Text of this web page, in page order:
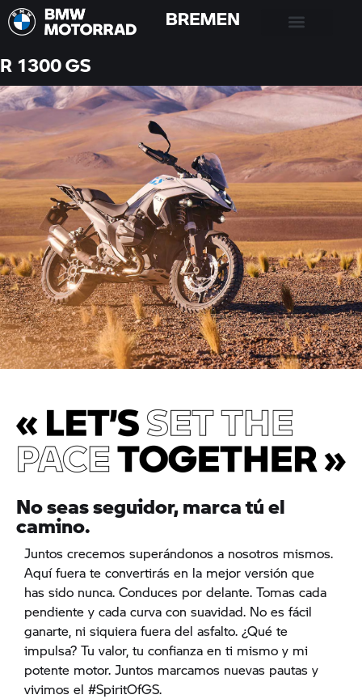
R 1300 GS
2023
COTIZACIÓN
No seas seguidor, marca tú el
camino.
Juntos crecemos superándonos a nosotros mismos.
Aquí fuera te convertirás en la mejor versión que
has sido nunca. Conduces por delante. Tomas cada
pendiente y cada curva con suavidad. No es fácil
ganarte, ni siquiera fuera del asfalto. ¿Qué te
impulsa? Tu valor, tu confianza en ti mismo y mi
potente motor. Juntos marcamos nuevas pautas y
vivimos el #SpiritOfGS.